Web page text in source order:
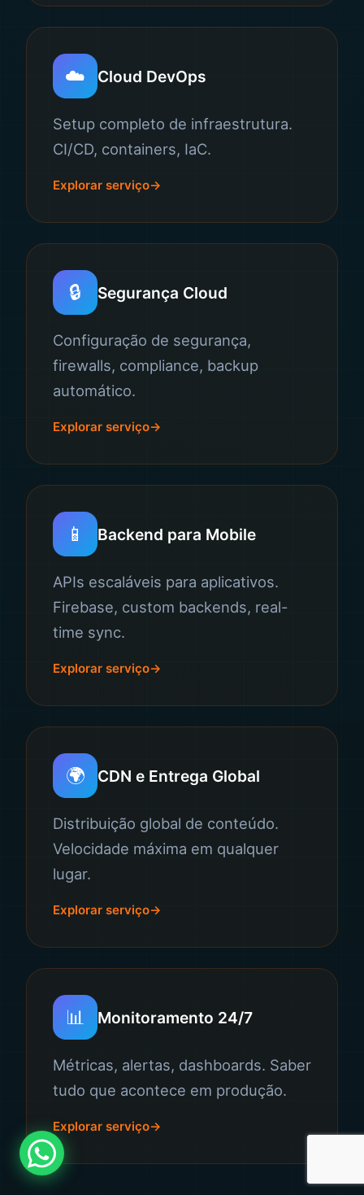
☁️ Cloud DevOps
Setup completo de infraestrutura.
CI/CD, containers, IaC.
Explorar serviço
🔒 Segurança Cloud
Configuração de segurança,
firewalls, compliance, backup
automático.
Explorar serviço
📱 Backend para Mobile
APIs escaláveis para aplicativos.
Firebase, custom backends, real-
time sync.
Explorar serviço
🌍 CDN e Entrega Global
Distribuição global de conteúdo.
Velocidade máxima em qualquer
lugar.
Explorar serviço
📊 Monitoramento 24/7
Métricas, alertas, dashboards. Saber
tudo que acontece em produção.
Explorar serviço